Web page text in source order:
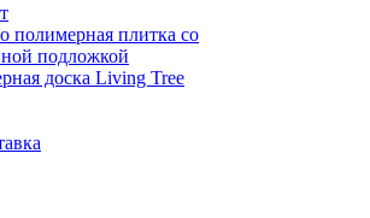
полимерная плитка со
подложкой
доска Living Tree